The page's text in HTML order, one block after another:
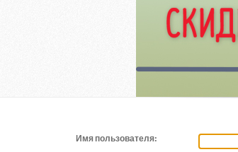
Имя пользователя: